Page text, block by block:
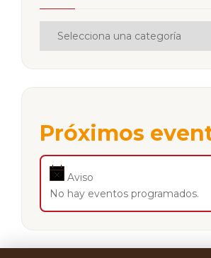
Próximos
Aviso
No hay eventos programados.